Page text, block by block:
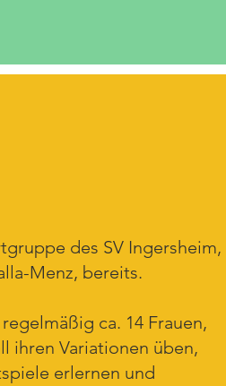
des SV Ingersheim,
Menz, bereits.
ca. 14 Frauen,
ihren Variationen üben,
erlernen und